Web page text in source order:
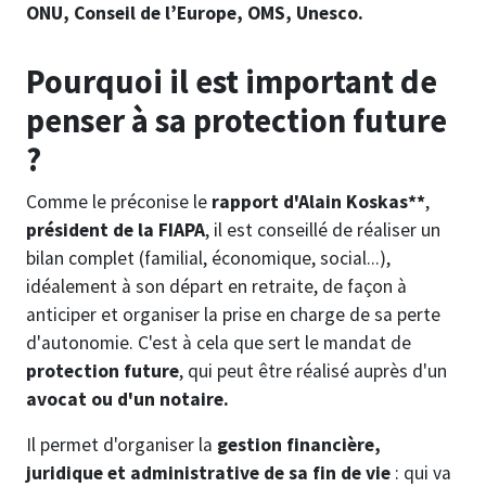
ONU, Conseil de l’Europe, OMS, Unesco.
Pourquoi il est important de
penser à sa protection future
?
Comme le préconise le rapport d'Alain Koskas**,
président de la FIAPA, il est conseillé de réaliser un
bilan complet (familial, économique, social...),
idéalement à son départ en retraite, de façon à
anticiper et organiser la prise en charge de sa perte
d'autonomie. C'est à cela que sert le mandat de
protection future, qui peut être réalisé auprès d'un
avocat ou d'un notaire.
Il permet d'organiser la gestion financière,
juridique et administrative de sa fin de vie : qui va